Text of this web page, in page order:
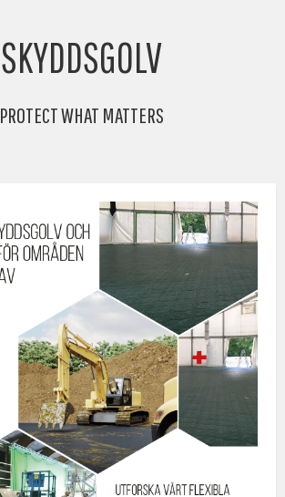
SKYDDSGOLV
PROTECT WHAT MATTERS